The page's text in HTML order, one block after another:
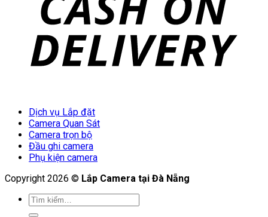
Dịch vụ Lắp đặt
Camera Quan Sát
Camera trọn bộ
Đầu ghi camera
Phụ kiện camera
Copyright 2026 © Lắp Camera tại Đà Nẵng
Tìm